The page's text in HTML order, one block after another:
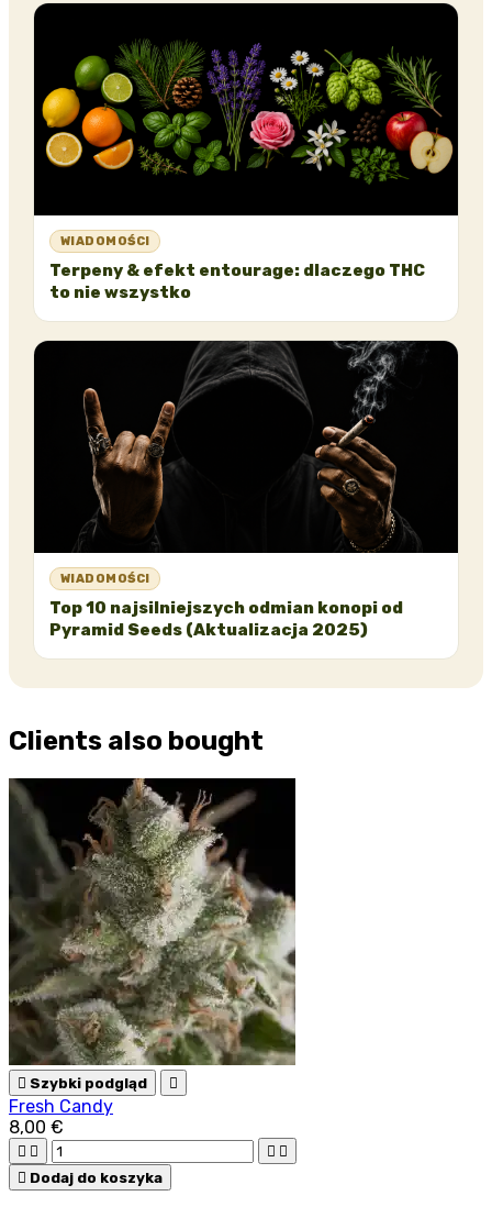
WIADOMOŚCI
Terpeny & efekt entourage: dlaczego THC
to nie wszystko
WIADOMOŚCI
Top 10 najsilniejszych odmian konopi od
Pyramid Seeds (Aktualizacja 2025)
Clients also bought
 Szybki podgląd 
Fresh Candy
8,00 €
   
 Dodaj do koszyka